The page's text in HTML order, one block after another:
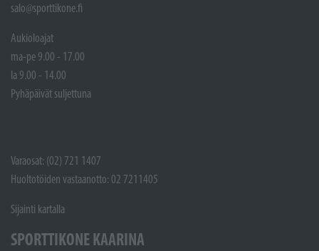
salo@sporttikone.fi
Aukioloajat
ma-pe 9.00 - 17.00
la 9.00 - 14.00
Pyhäpäivät suljettuna
Varaosat: (02) 721 1407
Huoltotöiden vastaanotto: 02 7211405
Sijainti kartalla
SPORTTIKONE KAARINA